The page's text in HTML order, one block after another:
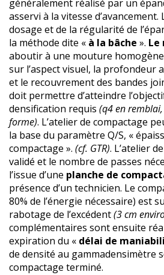
généralement réalisé par un
asservi à la vitesse
dosage et de la régularité de
la méthode dite « à la bâche ». Le
aboutir à une mouture
sur l’aspect visuel, la profondeur
et le recouvrement des bandes
doit permettre d’atteindre
densification requis (q4 en
forme). L’atelier de compactage
la base du paramètre Q/S, «
compactage ». (cf. GTR). L’atelier
validé et le nombre de passes
l’issue d’une planche de
présence d’un technicien. Le
80% de l’énergie nécessaire) est
rabotage de l’excédent(3 cm
complémentaires sont ensuite
expiration du « délai de
de densité au gammadensimètre
compactage terminé.